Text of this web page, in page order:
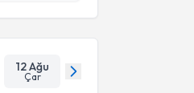
12 Ağu
Çar